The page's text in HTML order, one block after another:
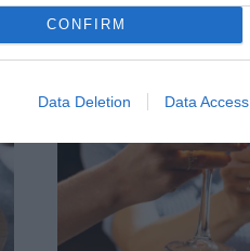
CONFIRM
Data Deletion Data Access